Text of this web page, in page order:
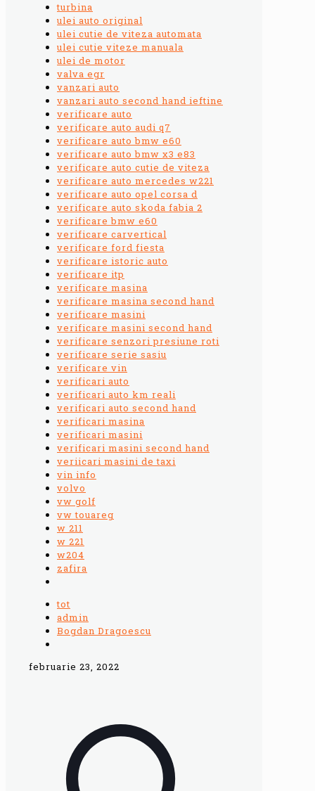
turbina
ulei auto original
ulei cutie de viteza automata
ulei cutie viteze manuala
ulei de motor
valva egr
vanzari auto
vanzari auto second hand ieftine
verificare auto
verificare auto audi q7
verificare auto bmw e60
verificare auto bmw x3 e83
verificare auto cutie de viteza
verificare auto mercedes w221
verificare auto opel corsa d
verificare auto skoda fabia 2
verificare bmw e60
verificare carvertical
verificare ford fiesta
verificare istoric auto
verificare itp
verificare masina
verificare masina second hand
verificare masini
verificare masini second hand
verificare senzori presiune roti
verificare serie sasiu
verificare vin
verificari auto
verificari auto km reali
verificari auto second hand
verificari masina
verificari masini
verificari masini second hand
veriicari masini de taxi
vin info
volvo
vw golf
vw touareg
w 211
w 221
w204
zafira
tot
admin
Bogdan Dragoescu
februarie 23, 2022